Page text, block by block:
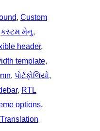
, Custom
કસ્ટમ મેનુ
header
template
, પોર્ટફોલિયો
, RTL
options
Translation